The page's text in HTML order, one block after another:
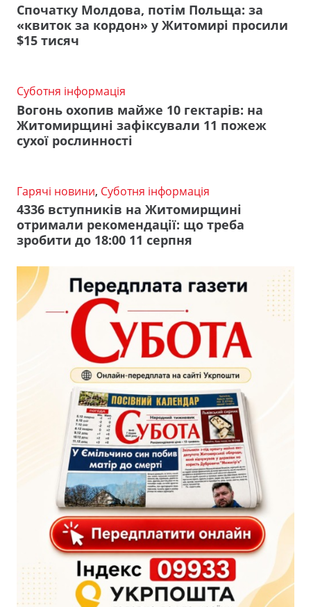
Спочатку Молдова, потім Польща: за
«квиток за кордон» у Житомирі просили
$15 тисяч
Суботня інформація
Вогонь охопив майже 10 гектарів: на
Житомирщині зафіксували 11 пожеж
сухої рослинності
Гарячі новини, Суботня інформація
4336 вступників на Житомирщині
отримали рекомендації: що треба
зробити до 18:00 11 серпня